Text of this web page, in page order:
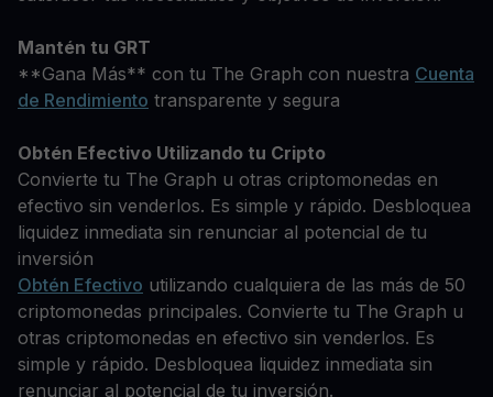
Mantén tu GRT
**Gana Más** con tu The Graph con nuestra Cuenta
de Rendimiento transparente y segura
Obtén Efectivo Utilizando tu Cripto
Convierte tu The Graph u otras criptomonedas en
efectivo sin venderlos. Es simple y rápido. Desbloquea
liquidez inmediata sin renunciar al potencial de tu
inversión
Obtén Efectivo utilizando cualquiera de las más de 50
criptomonedas principales. Convierte tu The Graph u
otras criptomonedas en efectivo sin venderlos. Es
simple y rápido. Desbloquea liquidez inmediata sin
renunciar al potencial de tu inversión.